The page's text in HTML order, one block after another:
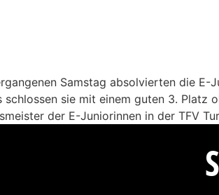
Samstag absolvierten die E-
schlossen sie mit einem guten 3. Platz
der E-Juniorinnen in der TFV